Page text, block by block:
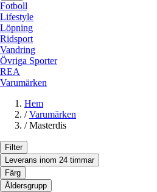
Fotboll
Lifestyle
Löpning
Ridsport
Vandring
Övriga Sporter
REA
Varumärken
Hem
/ Varumärken
/ Masterdis
Filter
Leverans inom 24 timmar
Färg
Åldersgrupp